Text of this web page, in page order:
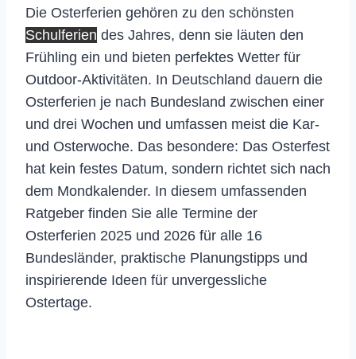
Die Osterferien gehören zu den schönsten
Schulferien des Jahres, denn sie läuten den
Frühling ein und bieten perfektes Wetter für
Outdoor-Aktivitäten. In Deutschland dauern die
Osterferien je nach Bundesland zwischen einer
und drei Wochen und umfassen meist die Kar-
und Osterwoche. Das besondere: Das Osterfest
hat kein festes Datum, sondern richtet sich nach
dem Mondkalender. In diesem umfassenden
Ratgeber finden Sie alle Termine der
Osterferien 2025 und 2026 für alle 16
Bundesländer, praktische Planungstipps und
inspirierende Ideen für unvergessliche
Ostertage.